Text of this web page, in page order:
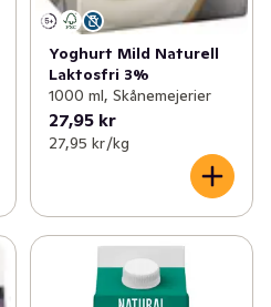
Yoghurt Mild Naturell
Laktosfri 3%
1000 ml, Skånemejerier
27,95 kr
27,95 kr /kg